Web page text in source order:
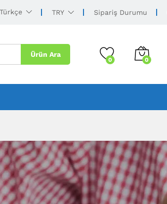
Türkçe TRY Sipariş Durumu
Ürün Ara
0 0